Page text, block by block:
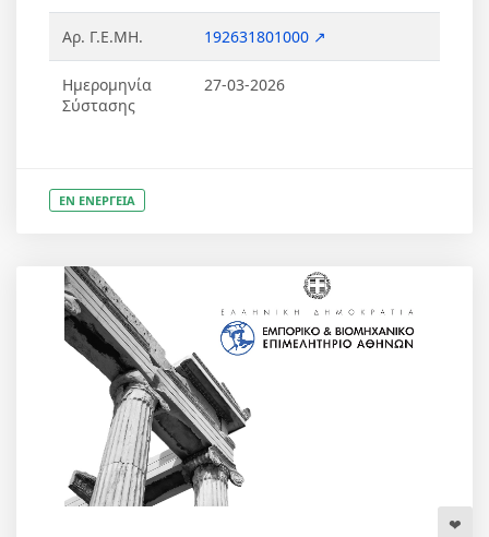
Αρ. Γ.Ε.ΜΗ. 192631801000 ↗
Ημερομηνία
Σύστασης
27-03-2026
ΕΝ ΕΝΕΡΓΕΙΑ